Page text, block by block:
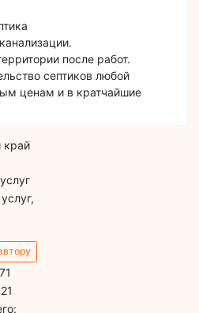
после работ.
септиков любой
ценам и в кратчайшие
край